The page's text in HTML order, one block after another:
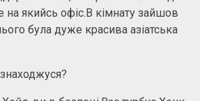
на якийсь офіс.В кімнату зайшов
була дуже красива азіатська